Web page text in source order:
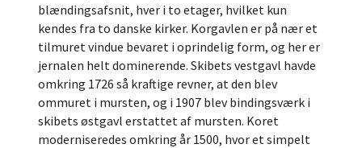
blændingsafsnit, hver i to etager, hvilket kun
kendes fra to danske kirker. Korgavlen er på nær et
tilmuret vindue bevaret i oprindelig form, og her er
jernalen helt dominerende. Skibets vestgavl havde
omkring 1726 så kraftige revner, at den blev
ommuret i mursten, og i 1907 blev bindingsværk i
skibets østgavl erstattet af mursten. Koret
moderniseredes omkring år 1500, hvor et simpelt